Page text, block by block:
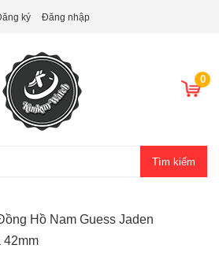
ký Đăng nhập
0
Tìm kiếm
Hồ Nam Guess Jaden
42mm